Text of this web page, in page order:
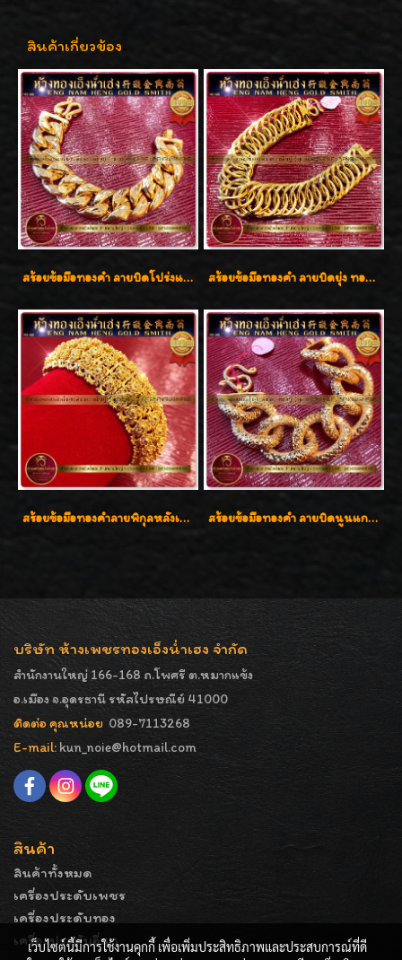
สินค้าเกี่ยวข้อง
สร้อยข้อมือทองคำ ลายบิดโปร่งแกะลาย ทองคำ 96.5% น้ำหนัก 5 บาท สวยค่ะ สร้อยข้อมือทองคำ ลายบิดยุ่ง ทองคำ 96.5% น้ำหนัก 3 บาท สวยน่าสะสมค่ะ
สร้อยข้อมือทองคำลายพิกุลหลังเต่า น้ำหนัก 86.6g ( 5.71 บาท ) หน้ากว้าง 20 มิล สร้อยข้อมือทองคำ ลายบิดนูนแกะลาย ทองคำ 96.5% น้ำหนัก 5 บาท สวยค่ะ
บริษัท ห้างเพชรทองเอ็งน่ำเฮง จำกัด
สำนักงานใหญ่ 166-168 ถ.โพศรี ต.หมากแข้ง
อ.เมือง จ.อุดรธานี รหัสไปรษณีย์ 41000
ติดต่อ คุณหน่อย 089-7113268
E-mail: kun_noie@hotmail.com
สินค้า
สินค้าทั้งหมด
เครื่องประดับเพชร
เครื่องประดับทอง
เครื่องประดับอื่นๆ
เว็บไซต์นี้มีการใช้งานคุกกี้ เพื่อเพิ่มประสิทธิภาพและประสบการณ์ที่ดี